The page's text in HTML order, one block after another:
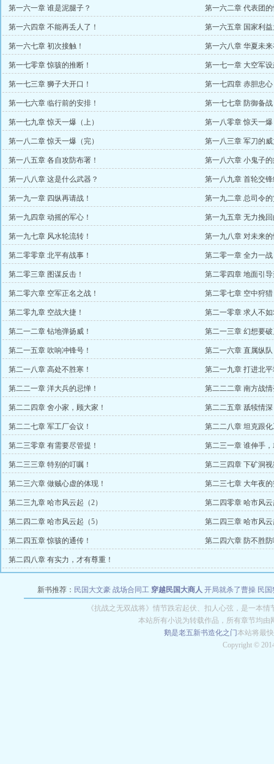
第一六一章 谁是泥腿子？ 第一六二章 代表团
第一六四章 不能再丢人了！ 第一六五章 国家利
第一六七章 初次接触！ 第一六八章 华夏未
第一七零章 惊骇的推断！ 第一七一章 大空军
第一七三章 狮子大开口！ 第一七四章 赤胆忠心
第一七六章 临行前的安排！ 第一七七章 防御备战
第一七九章 惊天一爆（上） 第一八零章 惊天一
第一八二章 惊天一爆（完） 第一八三章 军刀的
第一八五章 各自攻防布署！ 第一八六章 小鬼子
第一八八章 这是什么武器？ 第一八九章 首轮交
第一九一章 四纵再请战！ 第一九二章 总司令
第一九四章 动摇的军心！ 第一九五章 无力挽
第一九七章 风水轮流转！ 第一九八章 对未来
第二零零章 北平有战事！ 第二零一章 全力一战
第二零三章 图谋反击！ 第二零四章 地面引
第二零六章 空军正名之战！ 第二零七章 空中狩猎
第二零九章 空战大捷！ 第二一零章 求人不
第二一二章 钻地弹扬威！ 第二一三章 幻想要
第二一五章 吹响冲锋号！ 第二一六章 直属纵
第二一八章 高处不胜寒！ 第二一九章 打进北
第二二一章 洋大兵的忌惮！ 第二二二章 南方战
第二二四章 舍小家，顾大家！ 第二二五章 舐犊情深
第二二七章 军工厂会议！ 第二二八章 坦克跟
第二三零章 有需要尽管提！ 第二三一章 谁伸手
第二三三章 特别的叮嘱！ 第二三四章 下矿洞视
第二三六章 做贼心虚的体现！ 第二三七章 大年夜
第二三九章 哈市风云起（2） 第二四零章 哈市风
第二四二章 哈市风云起（5） 第二四三章 哈市风
第二四五章 惊骇的通传！ 第二四六章 防不胜
第二四八章 有实力，才有尊重！
新书推荐： 民国大文豪 战场合同工 穿越民国大商人 开局就杀了曹操 民
《抗战之无双战将》情节跌宕起伏、扣人心弦，是一本
本站所有小说为转载作品，所有章节均
鹅是老五新书造化之门本站将最
Copyright ©